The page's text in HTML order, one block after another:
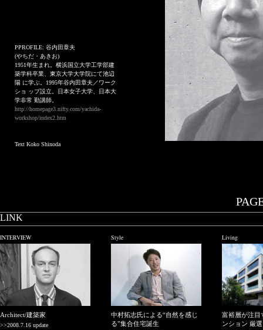
PPROFILE: 谷内田章夫
(やちだ・あきお)
1951年生まれ。横浜国立大学工学部建
築学科卒業、東京大学大学院にて池辺
陽 に学ぶ。1995年谷内田章夫／ワーク
ショ ップ設立。日本女子大学、日本大
学非常 勤講師。
http://homepage3.nifty.com/yachida-
workshop/index2.htm
Text Koko Shinoda
LINK
INTERVIEW
Architect/建築家
>>2008.7.16 update
Style
中村拓志氏による“自然を感じ
る”集合住宅誕生
Living
富裕層が注目
ンション 厳